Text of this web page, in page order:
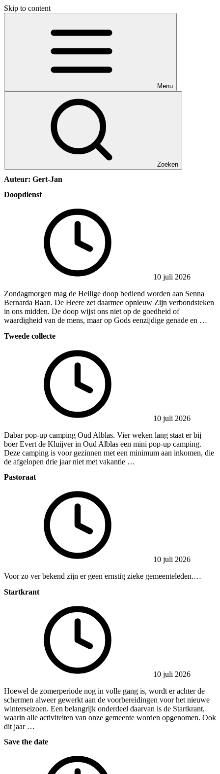
Skip to content
Menu
Zoeken
Auteur: Gert-Jan
Doopdienst
10 juli 2026
Zondagmorgen mag de Heilige doop bediend worden aan Senna
Bernarda Baan. De Heere zet daarmee opnieuw Zijn verbondsteken
in ons midden. De doop wijst ons niet op de goedheid of
waardigheid van de mens, maar op Gods eenzijdige genade en …
Tweede collecte
10 juli 2026
Dabar pop-up camping Oud Alblas. Vier weken lang staat er bij
boer Evert de Kluijver in Oud Alblas een mini pop-up camping.
Deze camping is voor gezinnen met een minimum aan inkomen, die
de afgelopen drie jaar niet met vakantie …
Pastoraat
10 juli 2026
Voor zo ver bekend zijn er geen ernstig zieke gemeenteleden.…
Startkrant
10 juli 2026
Hoewel de zomerperiode nog in volle gang is, wordt er achter de
schermen alweer gewerkt aan de voorbereidingen voor het nieuwe
winterseizoen. Een belangrijk onderdeel daarvan is de Startkrant,
waarin alle activiteiten van onze gemeente worden opgenomen. Ook
dit jaar …
Save the date